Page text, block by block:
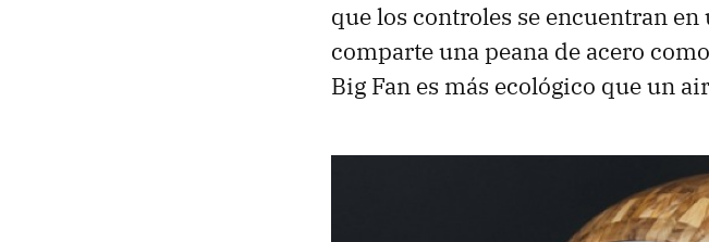
que los controles se encuentran
comparte una peana de acero
Big Fan es más ecológico que un